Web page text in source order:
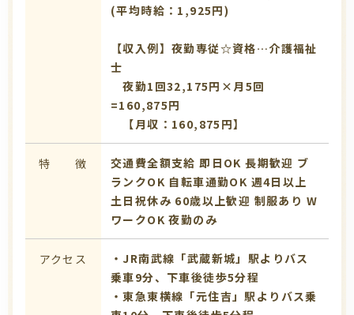
(平均時給：1,925円)
【収入例】夜勤専従☆資格…介護福祉
士
夜勤1回32,175円×月5回
=160,875円
【月収：160,875円】
特 徴 交通費全額支給 即日OK 長期歓迎 ブ
ランクOK 自転車通勤OK 週4日以上
土日祝休み 60歳以上歓迎 制服あり W
ワークOK 夜勤のみ
アクセス
・JR南武線「武蔵新城」駅よりバス
乗車9分、下車後徒歩5分程
・東急東横線「元住吉」駅よりバス乗